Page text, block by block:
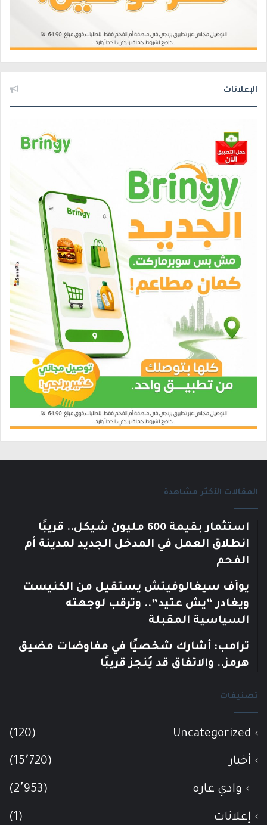
الإعلانات
المقالات الأكثر مشاهدة
استثمار بقيمة 600 مليون شيكل.. قريبًا
انطلاق العمل في المدخل الجديد لمدينة أم
الفحم
يوآف سيغالوفيتش يستقيل من الكنيست
ويغادر “يش عتيد”.. وترقب لوجهته
السياسية المقبلة
ترامب: أشارك شخصيًا في مفاوضات مضيق
هرمز.. والاتفاق قد يُنجز قريبًا
تصنيفات
Uncategorized
(120)
أخبار (15٬720)
وادي عاره (2٬953)
إعلانات (1)